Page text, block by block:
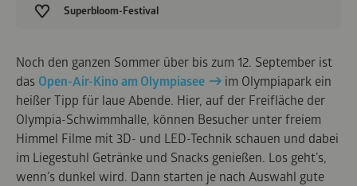
Superbloom-Festival
Noch den ganzen Sommer über bis zum 12. September ist
das Open-Air-Kino am Olympiasee
im Olympiapark ein
heißer Tipp für laue Abende. Hier, auf der Freifläche der
Olympia-Schwimmhalle, können Besucher unter freiem
Himmel Filme mit 3D- und LED-Technik schauen und dabei
im Liegestuhl Getränke und Snacks genießen. Los geht’s,
wenn’s dunkel wird. Dann starten je nach Auswahl gute